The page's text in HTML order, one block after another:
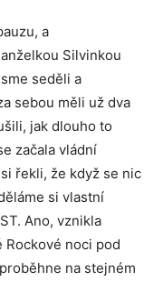
a
Silvinkou
seděli a
sebou měli už dva
jak dlouho to
začala vládní
řekli, že když se nic
si vlastní
Ano, vznikla
noci pod
na stejném